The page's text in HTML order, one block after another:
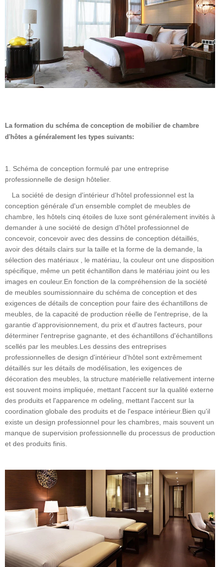
La formation du schéma de conception de mobilier de chambre
d'hôtes a généralement les types suivants:
1. Schéma de conception formulé par une entreprise
professionnelle de design hôtelier.
La société de design d'intérieur d'hôtel professionnel est la
conception générale d'un ensemble complet de meubles de
chambre, les hôtels cinq étoiles de luxe sont généralement invités à
demander à une société de design d'hôtel professionnel de
concevoir, concevoir avec des dessins de conception détaillés,
avoir des détails clairs sur la taille et la forme de la demande, la
sélection des matériaux , le matériau, la couleur ont une disposition
spécifique, même un petit échantillon dans le matériau joint ou les
images en couleur.En fonction de la compréhension de la société
de meubles soumissionnaire du schéma de conception et des
exigences de détails de conception pour faire des échantillons de
meubles, de la capacité de production réelle de l'entreprise, de la
garantie d'approvisionnement, du prix et d'autres facteurs, pour
déterminer l'entreprise gagnante, et des échantillons d'échantillons
scellés par les meubles.Les dessins des entreprises
professionnelles de design d'intérieur d'hôtel sont extrêmement
détaillés sur les détails de modélisation, les exigences de
décoration des meubles, la structure matérielle relativement interne
est souvent moins impliquée, mettant l'accent sur la qualité externe
des produits et l'apparence m odeling, mettant l'accent sur la
coordination globale des produits et de l'espace intérieur.Bien qu'il
existe un design professionnel pour les chambres, mais souvent un
manque de supervision professionnelle du processus de production
et des produits finis.